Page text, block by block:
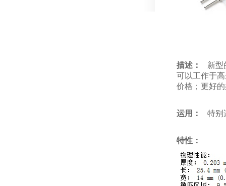
描述：
新型
可以工作于
价格；更好
运用： 特别
特性：